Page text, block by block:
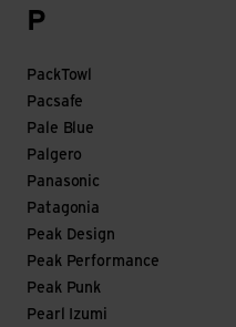
P
PackTowl
Pacsafe
Pale Blue
Palgero
Panasonic
Patagonia
Peak Design
Peak Performance
Peak Punk
Pearl Izumi